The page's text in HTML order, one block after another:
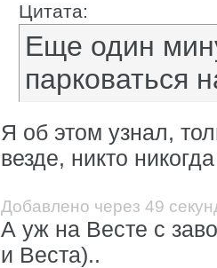
Цитата:
Еще один
парковаться
Я об этом узнал,
везде, никто
Добавлено через 49
А уж на Весте с
и Веста)..